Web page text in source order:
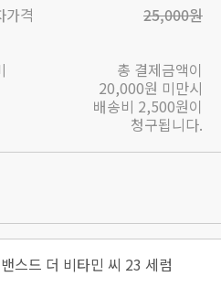
가격 25,000원
총 결제금액이
20,000원 미만시
배송비 2,500원이
청구됩니다.
스드 더 비타민 씨 23 세럼